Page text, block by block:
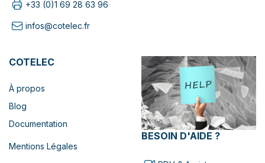
+33 (0)1 69 28 63 96
infos@cotelec.fr
COTELEC
À propos
Blog
Documentation
Mentions Légales
BESOIN D'AIDE ?